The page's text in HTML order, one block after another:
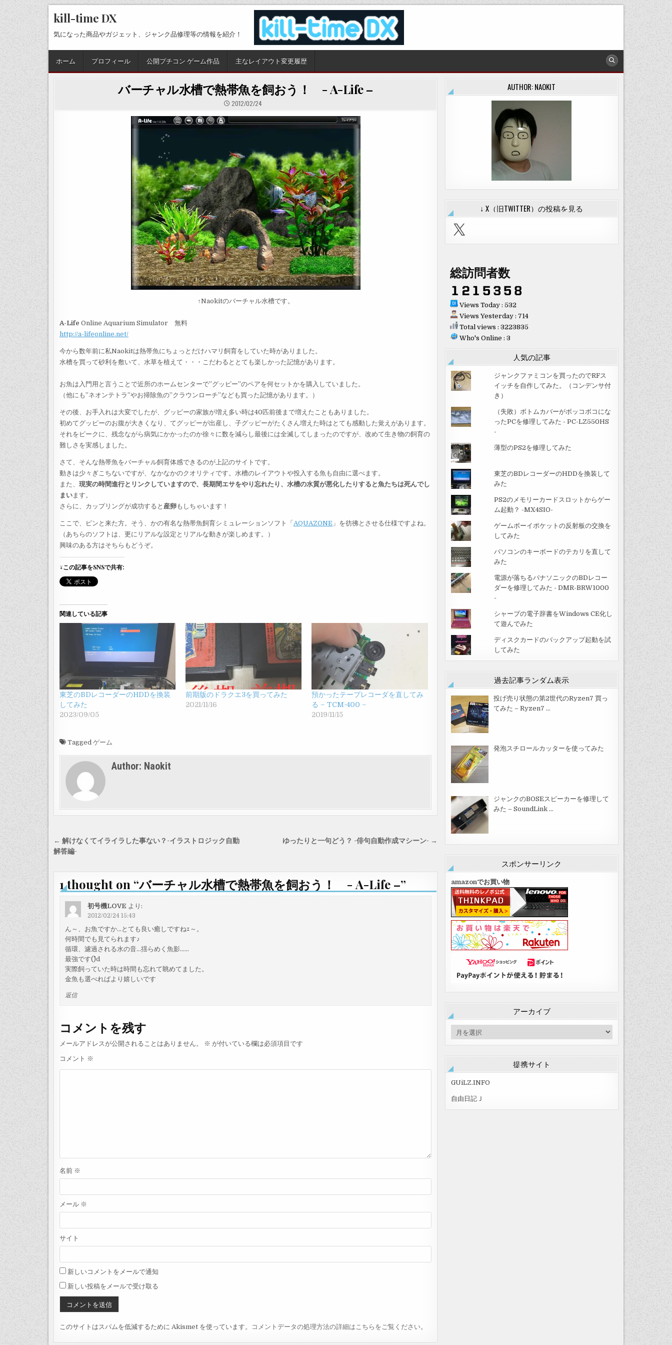
Skip
to
content
kill-time DX
気になった商品やガジェット、ジャンク品修理等の情報を紹介！
ホーム プロフィール 公開プチコン ゲーム作品 主なレイアウト変更履歴
バーチャル水槽で熱帯魚を飼おう！ - A-Life –
2012/02/24
↑Naokitのバーチャル水槽です。
A-Life Online Aquarium Simulator 無料
http://a-lifeonline.net/
今から数年前に私Naokitは熱帯魚にちょっとだけハマリ飼育をしていた時がありました。
水槽を買って砂利を敷いて、水草を植えて・・・こだわるととても楽しかった記憶があります。
お魚は入門用と言うことで近所のホームセンターで”グッピー”のペアを何セットかを購入していました。
（他にも”ネオンテトラ”やお掃除魚の”クラウンローチ”なども買った記憶があります。）
その後、お手入れは大変でしたが、グッピーの家族が増え多い時は40匹前後まで増えたこともありました。
初めてグッピーのお腹が大きくなり、てグッピーが出産し、子グッピーがたくさん増えた時はとても感動した覚えがあります。
それをピークに、残念ながら病気にかかったのか徐々に数を減らし最後には全滅してしまったのですが、改めて生き物の飼育の
難しさを実感しました。
さて、そんな熱帯魚をバーチャル飼育体感できるのが上記のサイトです。
動きは少々ぎこちないですが、なかなかのクオリティです。水槽のレイアウトや投入する魚も自由に選べます。
また、 現実の時間進行とリンクしていますので、長期間エサをやり忘れたり、水槽の水質が悪化したりすると魚たちは死んでし
まいます。
さらに、カップリングが成功すると 産卵もしちゃいます！
ここで、ピンと来た方。そう、かの有名な熱帯魚飼育シミュレーションソフト「 AQUAZONE 」を彷彿とさせる仕様ですよね。
（あちらのソフトは、更にリアルな設定とリアルな動きが楽しめます。）
興味のある方はそちらもどうぞ。
↓この記事をSNSで共有:
関連している記事
東芝のBDレコーダーのHDDを換装
してみた
2023/09/05
前期版のドラクエ3を買ってみた
2021/11/16
預かったテープレコーダを直してみ
る – TCM-400 –
2019/11/15
Tagged ゲーム
Author: Naokit
投
稿
ナ
ビ
ゲ
シ
ョ
ン
ゆったりと一句どう？ -俳句自動作成マシーン- →
← 解けなくてイライラした事ない？-イラストロジック自動
解答編-
1 thought on “バーチャル水槽で熱帯魚を飼おう！ - A-Life –”
初号機LOVE より:
2012/02/24 15:43
ん～、お魚ですか…とても良い癒しですねｪ～。
何時間でも見てられます♪
循環、濾過される水の音…揺らめく魚影……
最強です(^^)d
実際飼っていた時は時間も忘れて眺めてました。
金魚も選べればより嬉しいです
返信
コメントを残す
メールアドレスが公開されることはありません。 ※ が付いている欄は必須項目です
コメント ※
名前 ※
メール ※
サイト
新しいコメントをメールで通知
新しい投稿をメールで受け取る
このサイトはスパムを低減するために Akismet を使っています。 コメントデータの処理方法の詳細はこちらをご覧ください。
AUTHOR: NAOKIT
↓ X（旧TWITTER）の投稿を見る
X
総訪問者数
Views Today : 532
Views Yesterday : 714
Total views : 3223835
Who's Online : 3
人気の記事
ジャンクファミコンを買ったのでRFス
イッチを自作してみた。（コンデンサ付
き）
（失敗）ボトムカバーがボッコボコにな
ったPCを修理してみた - PC-LZ550HS
-
薄型のPS2を修理してみた
東芝のBDレコーダーのHDDを換装して
みた
PS2のメモリーカードスロットからゲー
ム起動？ -MX4SIO-
ゲームボーイポケットの反射板の交換を
してみた
パソコンのキーボードのテカリを直して
みた
電源が落ちるパナソニックのBDレコー
ダーを修理してみた - DMR-BRW1000
-
シャープの電子辞書をWindows CE化し
て遊んでみた
ディスクカードのバックアップ起動を試
してみた
過去記事ランダム表示
投げ売り状態の第2世代のRyzen7 買っ
てみた – Ryzen7 …
発泡スチロールカッターを使ってみた
ジャンクのBOSEスピーカーを修理して
みた – SoundLink …
スポンサーリンク
amazonでお買い物
アーカイブ
ー
ブ
提携サイト
GUiLZ.INFO
自由日記Ｊ